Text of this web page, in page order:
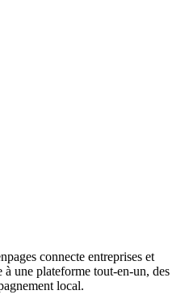
connecte entreprises et
à une plateforme tout-en-un, des
local.